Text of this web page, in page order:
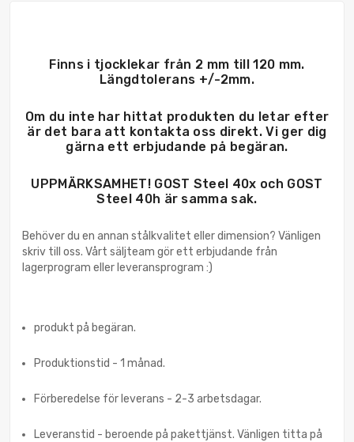
Finns i tjocklekar från 2 mm till 120 mm.
Längdtolerans +/-2mm.
Om du inte har hittat produkten du letar efter
är det bara att kontakta oss direkt. Vi ger dig
gärna ett erbjudande på begäran.
UPPMÄRKSAMHET! GOST Steel 40x och GOST
Steel 40h är samma sak.
Behöver du en annan stålkvalitet eller dimension? Vänligen
skriv till oss. Vårt säljteam gör ett erbjudande från
lagerprogram eller leveransprogram :)
produkt på begäran.
Produktionstid - 1 månad.
Förberedelse för leverans - 2-3 arbetsdagar.
Leveranstid - beroende på pakettjänst. Vänligen titta på